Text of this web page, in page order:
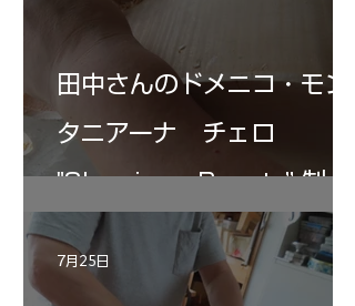
田中さんのドメニコ・モン
タニアーナ チェロ
"Sleeping・Beauty” 制作
記 30
7月25日